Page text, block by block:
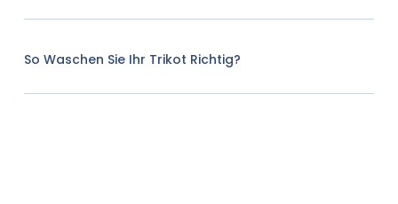
So Waschen Sie Ihr Trikot Richtig?